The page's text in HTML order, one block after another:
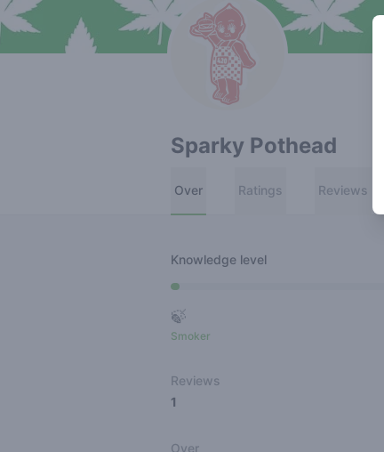
Sparky Pothead
Over Ratings Reviews
Knowledge level
🍃
Smoker
Reviews
1
Over